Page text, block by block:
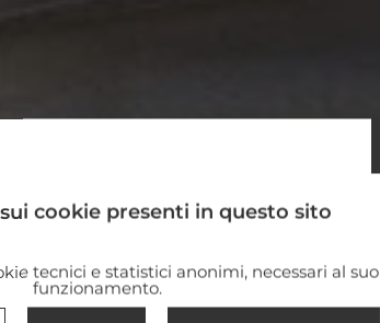
cookie presenti in questo sito
tecnici e statistici anonimi, necessari al suo
funzionamento.